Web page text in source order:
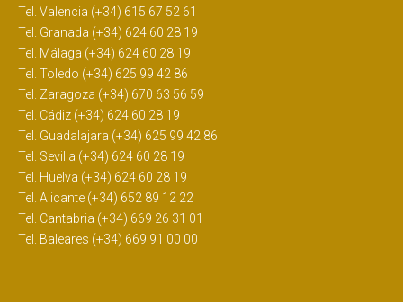
Tel. Valencia (+34) 615 67 52 61
Tel. Granada (+34) 624 60 28 19
Tel. Málaga (+34) 624 60 28 19
Tel. Toledo (+34) 625 99 42 86
Tel. Zaragoza (+34) 670 63 56 59
Tel. Cádiz (+34) 624 60 28 19
Tel. Guadalajara (+34) 625 99 42 86
Tel. Sevilla (+34) 624 60 28 19
Tel. Huelva (+34) 624 60 28 19
Tel. Alicante (+34) 652 89 12 22
Tel. Cantabria (+34) 669 26 31 01
Tel. Baleares (+34) 669 91 00 00